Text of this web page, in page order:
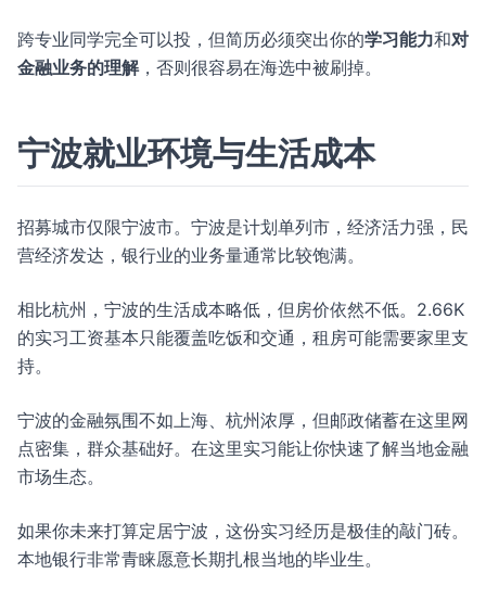
跨专业同学完全可以投，但简历必须突出你的学习能力和对
金融业务的理解，否则很容易在海选中被刷掉。
宁波就业环境与生活成本
招募城市仅限宁波市。宁波是计划单列市，经济活力强，民
营经济发达，银行业的业务量通常比较饱满。
相比杭州，宁波的生活成本略低，但房价依然不低。2.66K
的实习工资基本只能覆盖吃饭和交通，租房可能需要家里支
持。
宁波的金融氛围不如上海、杭州浓厚，但邮政储蓄在这里网
点密集，群众基础好。在这里实习能让你快速了解当地金融
市场生态。
如果你未来打算定居宁波，这份实习经历是极佳的敲门砖。
本地银行非常青睐愿意长期扎根当地的毕业生。